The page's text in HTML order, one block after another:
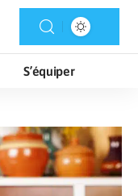
S’équiper